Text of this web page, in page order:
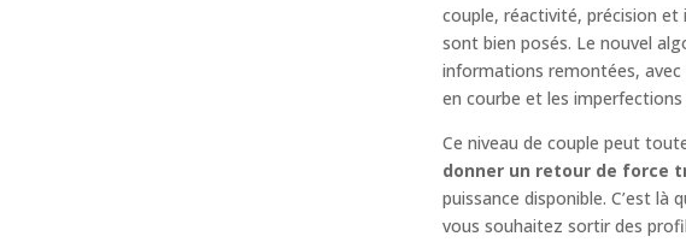
couple, réactivité, précision
sont bien posés. Le nouvel
informations remontées,
en courbe et les
Ce niveau de couple peut
donner un retour de force
puissance disponible. C’est là
vous souhaitez sortir des